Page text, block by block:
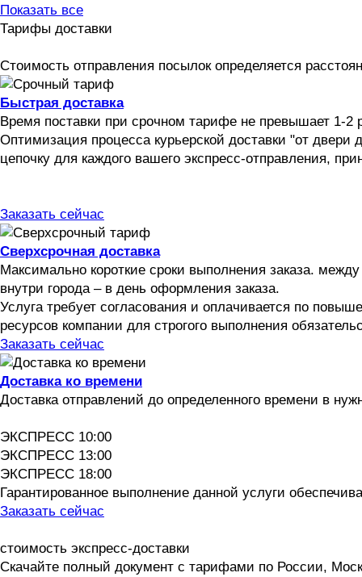
Показать все
Тарифы доставки
Стоимость отправления посылок определяется
Быстрая доставка
Время поставки при срочном тарифе не превышает 1-
Оптимизация процесса курьерской доставки "от
цепочку для каждого вашего экспресс-отправления,
Заказать сейчас
Сверхсрочная доставка
Максимально короткие сроки выполнения заказа.
внутри города – в день оформления заказа.
Услуга требует согласования и оплачивается по
ресурсов компании для строгого выполнения
Заказать сейчас
Доставка ко времени
Доставка отправлений до определенного времени в
ЭКСПРЕСС 10:00
ЭКСПРЕСС 13:00
ЭКСПРЕСС 18:00
Гарантированное выполнение данной услуги
Заказать сейчас
стоимость экспресс-доставки
Скачайте полный документ с тарифами по России,